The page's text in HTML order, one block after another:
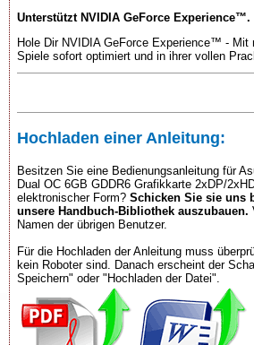
Unterstützt NVIDIA GeForce Experience™.
Hole Dir NVIDIA GeForce Experience™ - Mit
Spiele sofort optimiert und in ihrer vollen
Hochladen einer Anleitung:
Besitzen Sie eine Bedienungsanleitung für
Dual OC 6GB GDDR6 Grafikkarte 2xDP/
elektronischer Form? Schicken Sie sie uns
unsere Handbuch-Bibliothek auszubauen.
Namen der übrigen Benutzer.
Für die Hochladen der Anleitung muss
kein Roboter sind. Danach erscheint der
Speichern" oder "Hochladen der Datei".